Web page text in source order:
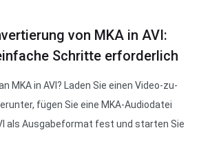
von MKA in AVI:
Schritte erforderlich
MKA in AVI? Laden Sie einen Video-zu-
fügen Sie eine MKA-Audiodatei
als Ausgabeformat fest und starten Sie